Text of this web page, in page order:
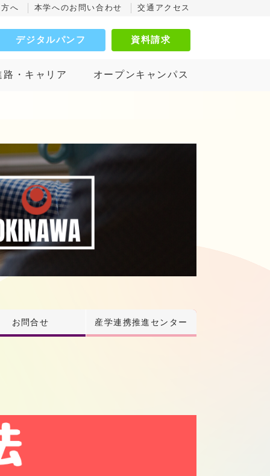
へ 本学へのお問い合わせ 交通アクセス
デジタルパンフ 資料請求
路・キャリア オープンキャンパス
お問合せ 産学連携推進センター